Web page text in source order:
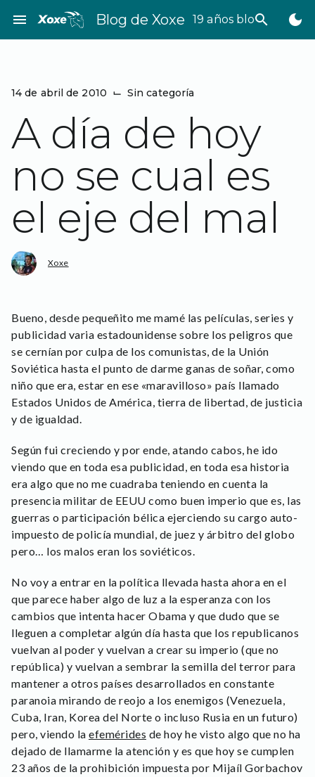
contenido
menu Blog de Xoxe 19 años bloggeando
search dark_mode
14 de abril de 2010 ⌙ Sin categoría
A día de hoy
no se cual es
el eje del mal
Xoxe
Bueno, desde pequeñito me mamé las películas, series y
publicidad varia estadounidense sobre los peligros que
se cernían por culpa de los comunistas, de la Unión
Soviética hasta el punto de darme ganas de soñar, como
niño que era, estar en ese «maravilloso» país llamado
Estados Unidos de América, tierra de libertad, de justicia
y de igualdad.
Según fui creciendo y por ende, atando cabos, he ido
viendo que en toda esa publicidad, en toda esa historia
era algo que no me cuadraba teniendo en cuenta la
presencia militar de EEUU como buen imperio que es, las
guerras o participación bélica ejerciendo su cargo auto-
impuesto de policía mundial, de juez y árbitro del globo
pero… los malos eran los soviéticos.
No voy a entrar en la política llevada hasta ahora en el
que parece haber algo de luz a la esperanza con los
cambios que intenta hacer Obama y que dudo que se
lleguen a completar algún día hasta que los republicanos
vuelvan al poder y vuelvan a crear su imperio (que no
república) y vuelvan a sembrar la semilla del terror para
mantener a otros países desarrollados en constante
paranoia mirando de reojo a los enemigos (Venezuela,
Cuba, Iran, Korea del Norte o incluso Rusia en un futuro)
pero, viendo la efemérides de hoy he visto algo que no ha
dejado de llamarme la atención y es que hoy se cumplen
23 años de la prohibición impuesta por Mijaíl Gorbachov